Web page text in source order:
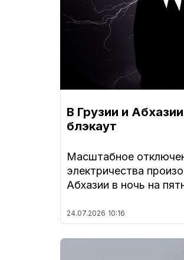
В Грузии и
блэкаут
Масштабное
электричества
Абхазии в ночь на
24.07.2026 10:16